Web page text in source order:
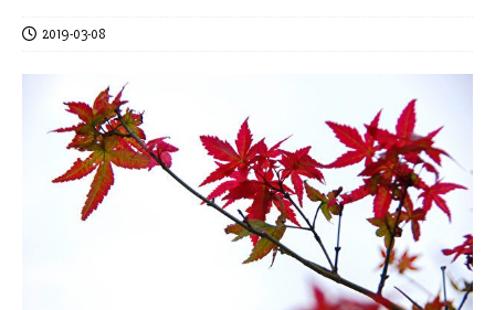
2019-03-08